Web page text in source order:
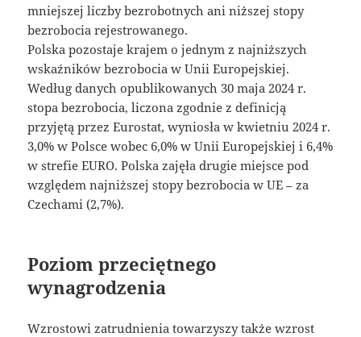
mniejszej liczby bezrobotnych ani niższej stopy
bezrobocia rejestrowanego.
Polska pozostaje krajem o jednym z najniższych
wskaźników bezrobocia w Unii Europejskiej.
Według danych opublikowanych 30 maja 2024 r.
stopa bezrobocia, liczona zgodnie z definicją
przyjętą przez Eurostat, wyniosła w kwietniu 2024 r.
3,0% w Polsce wobec 6,0% w Unii Europejskiej i 6,4%
w strefie EURO. Polska zajęła drugie miejsce pod
względem najniższej stopy bezrobocia w UE – za
Czechami (2,7%).
Poziom przeciętnego
wynagrodzenia
Wzrostowi zatrudnienia towarzyszy także wzrost